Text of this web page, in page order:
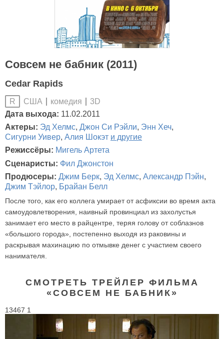
Совсем не бабник (2011)
Cedar Rapids
R США комедия
3D
Дата выхода: 11.02.2011
Актеры: Эд Хелмс, Джон Си Рэйли, Энн Хеч,
Сигурни Уивер, Алия Шокэт и другие
Режиссёры: Мигель Артета
Сценаристы: Фил Джонстон
Продюсеры: Джим Берк, Эд Хелмс, Александр Пэйн,
Джим Тэйлор, Брайан Белл
После того, как его коллега умирает от асфиксии во время акта
самоудовлетворения, наивный провинциал из захолустья
занимает его место в райцентре, теряя голову от соблазнов
«большого города», постепенно выходя из раковины и
раскрывая махинацию по отмывке денег с участием своего
нанимателя.
СМОТРЕТЬ ТРЕЙЛЕР ФИЛЬМА
«СОВСЕМ НЕ БАБНИК»
13467 1